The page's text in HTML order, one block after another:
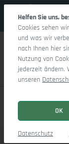
Marco LO Aho gr
Bildergalerie
Helfen Sie uns,
Cookies sehen
und was wir
nach Ihnen hier
Nutzung von
jederzeit ändern.
unseren
OK
Datenschutz